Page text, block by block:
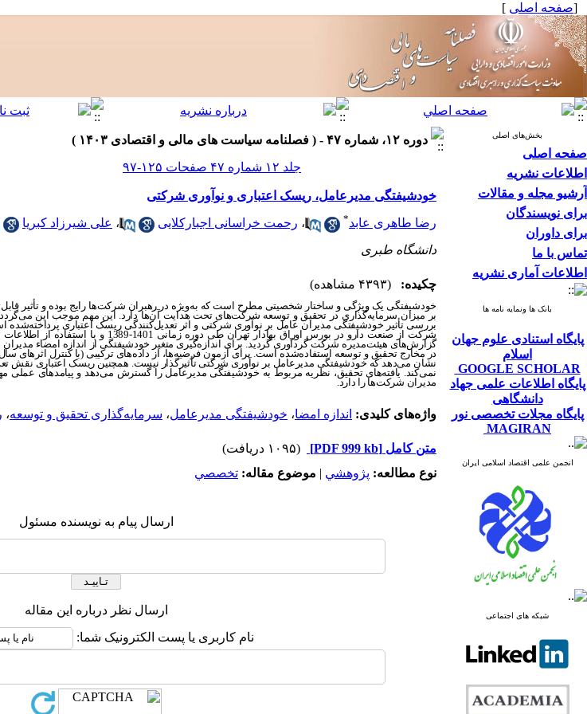
[صفحه اصلی ]
بخش‌های اصلی
صفحه اصلی
اطلاعات نشریه
آرشیو مجله و مقالات
برای نویسندگان
برای داوران
تماس با ما
اطلاعات آماری نشریه
بانک ها ونمایه نامه ها
پایگاه استنادی علوم جهان
اسلام
GOOGLE SCHOLAR
پایگاه اطلاعات علمی جهاد
دانشگاهی
پایگاه مجلات تخصصی نور
MAGIRAN
انجمن علمی اقتصاد اسلامی ایران
شبکه های اجتماعی
دوره ۱۲، شماره ۴۷ - ( فصلنامه سیاست های مالی و اقتصادی ۱۴۰۳ )
جلد ۱۲ شماره ۴۷ صفحات ۱۲۵-۹۷
خودشیفتگی مدیرعامل، ریسک اعتباری و نوآوری شرکتی
رضا طاهری عابد* ، رحمت خراسانی اجبارکلایی ، علی شیرزاد کبریا
دانشگاه طبری
چکیده: (۴۳۹۳ مشاهده)
خودشیفتگی یک ویژگی و ساختار شخصیتی مطرح است که به‌ویژه در رهبران شرکت‌ها رایج بوده و تأثیر
بر میزان سرمایه‌گذاری در تحقیق و توسعه شرکت‌های تحت هدایت آن‌ها دارد. این مهم موجب این
بررسی تأثیر خودشیفتگی مدیران عامل بر نوآوری شرکتی و اثر تعدیل‌کنندگی ریسک اعتباری پرداخته‌شده
شرکت از صنعت دارو در بورس اوراق بهادار
گزارش‌های هیئت‌مدیره شرکت‌ گردآوری گردید. برای اندازهگیری متغیر خودشیفتگی از اندازه امضاء
در مخارج تحقیق و توسعه استفاده‌شده است. برای آزمون فرضیه‌ها، از داده‌های ترکیبی (با کنترل اثرهای
نشان می‌دهد که خودشیفتگی مدیرعامل بر نوآوری شرکتی تأثیرگذار نیست. همچنین ریسک اعتباری نقش
نمی‌کند. یافته‌های تحقیق، نظریه مربوط به خودشیفتگی مدیرعامل را گسترش می‌دهد و پیامدهای عملی
مدیران شرکت‌ها را دارد.
واژه‌های کلیدی: اندازه امضا، خودشیفتگی مدیرعامل، سرمایه‌گذاری تحقیق و توسعه،
متن کامل [PDF 999 kb]
(۱۰۹۵ دریافت)
نوع مطالعه: پژوهشي | موضوع مقاله: تخصصي
ارسال پیام به نویسنده مسئول
ارسال نظر درباره این مقاله
نام کاربری یا پست الکترونیک شما: